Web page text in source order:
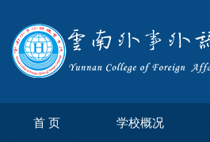
首 页 学校概况